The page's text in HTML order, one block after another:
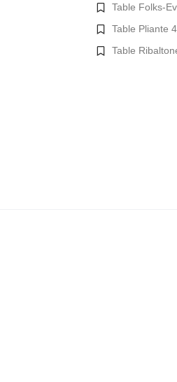
Table Folks-
Table Pliante
Table